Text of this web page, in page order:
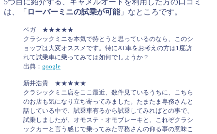
5つ目に紹介する、キャメルオートを利用した方の口コミ
は、「 ローバーミニの試乗が可能」なところです。
ベガ ★★★★★
クラシックミニを本気で持とうと思っているのなら、このシ
ョップは大変オススメです。 特にAT車をお考えの方は1度訪
れて試乗車に乗ってみては如何でしょうか？
出典： google
新井浩貴 ★★★★★
クラシックミニ店をここ最近、数件見ているうちに、こちら
のお店も気になり立ち寄ってみました。 たまたま専務さんと
話している中で、試乗車有るから試乗してみればとの事で、
試乗しましたが、オモステ・オモブレーキと、これぞクラシ
ックカーと言う感じで乗ってみた専務さんの仰る事の意味こ